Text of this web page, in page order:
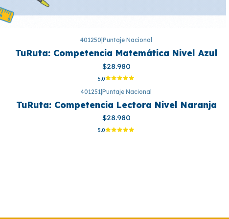
401250 |Puntaje Nacional
TuRuta: Competencia Matemática Nivel Azul
$28.980
5.0
401251 |Puntaje Nacional
TuRuta: Competencia Lectora Nivel Naranja
$28.980
5.0